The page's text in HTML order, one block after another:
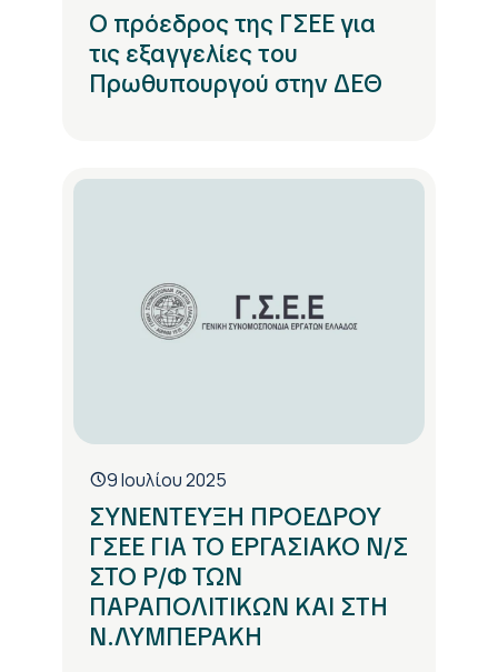
Ο πρόεδρος της ΓΣΕΕ για
τις εξαγγελίες του
Πρωθυπουργού στην ΔΕΘ
9 Ιουλίου 2025
ΣΥΝΕΝΤΕΥΞΗ ΠΡΟΕΔΡΟΥ
ΓΣΕΕ ΓΙΑ ΤΟ ΕΡΓΑΣΙΑΚΟ Ν/Σ
ΣΤΟ Ρ/Φ ΤΩΝ
ΠΑΡΑΠΟΛΙΤΙΚΩΝ ΚΑΙ ΣΤΗ
Ν.ΛΥΜΠΕΡΑΚΗ